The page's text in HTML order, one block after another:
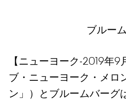
ブルー
【ニューヨーク-2019年9
ブ・ニューヨーク・メロ
ン」）とブルームバーグ